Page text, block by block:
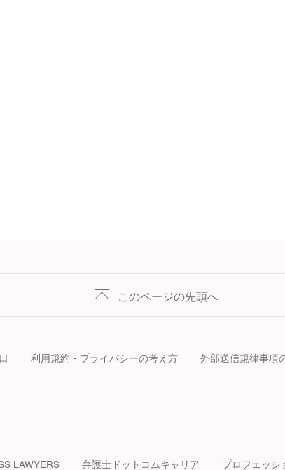
このページの先頭へ
利用規約・プライバシーの考え方 外部送信規律事項
LAWYERS 弁護士ドットコムキャリア プロフェッシ